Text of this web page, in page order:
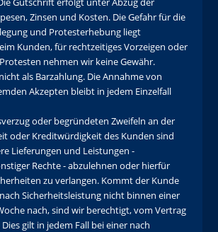
Zinsen und Kosten. Die Gefahr für die
und Protesterhebung liegt
Kunden, für rechtzeitiges Vorzeigen oder
nehmen wir keine Gewähr.
als Barzahlung. Die Annahme von
Akzepten bleibt in jedem Einzelfall
oder begründeten Zweifeln an der
oder Kreditwürdigkeit des Kunden sind
Lieferungen und Leistungen -
Rechte - abzulehnen oder hierfür
zu verlangen. Kommt der Kunde
Sicherheitsleistung nicht binnen einer
nach, sind wir berechtigt, vom Vertrag
gilt in jedem Fall bei einer nach